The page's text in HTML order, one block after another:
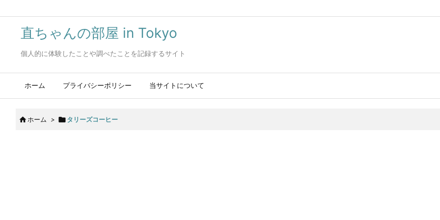
直ちゃんの部屋 in Tokyo
個人的に体験したことや調べたことを記録するサイト
ホーム プライバシーポリシー 当サイトについて
 ホーム > タリーズコーヒー